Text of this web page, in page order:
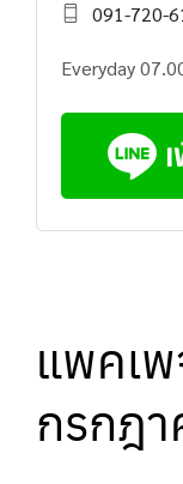
091-720-
Everyday
แพคเ
กรกฎ